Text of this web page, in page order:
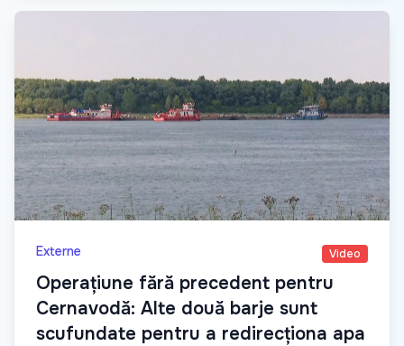
Externe Video
Operațiune fără precedent pentru
Cernavodă: Alte două barje sunt
scufundate pentru a redirecționa apa